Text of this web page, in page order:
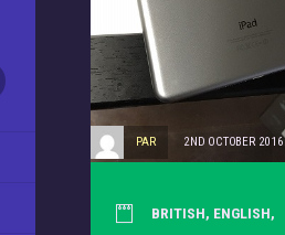
PAR 2ND OCTOBER 2016
BRITISH, ENGLISH,